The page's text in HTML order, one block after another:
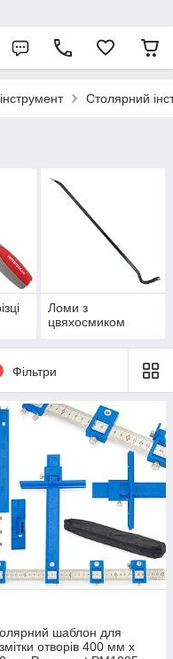
Столярний
Ломи з
цвяхосмиком
Фільтри
шаблон для
отворів 400 мм х